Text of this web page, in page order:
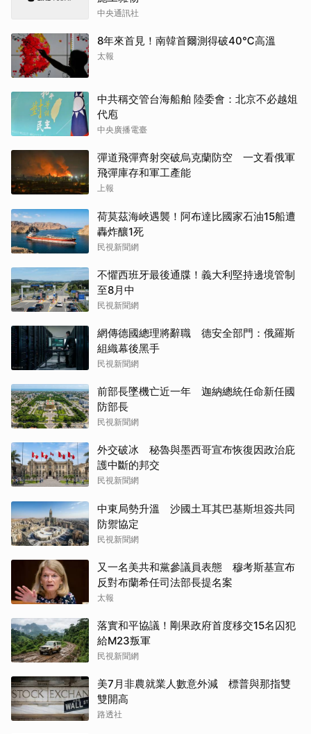
中央通訊社
8年來首見！南韓首爾測得破40℃高溫
太報
中共稱交管台海船舶 陸委會：北京不必越俎
代庖
中央廣播電臺
彈道飛彈齊射突破烏克蘭防空 一文看俄軍
飛彈庫存和軍工產能
上報
荷莫茲海峽遇襲！阿布達比國家石油15船遭
轟炸釀1死
民視新聞網
不懼西班牙最後通牒！義大利堅持邊境管制
至8月中
民視新聞網
網傳德國總理將辭職 德安全部門：俄羅斯
組織幕後黑手
民視新聞網
前部長墜機亡近一年 迦納總統任命新任國
防部長
民視新聞網
外交破冰 秘魯與墨西哥宣布恢復因政治庇
護中斷的邦交
民視新聞網
中東局勢升溫 沙國土耳其巴基斯坦簽共同
防禦協定
民視新聞網
又一名美共和黨參議員表態 穆考斯基宣布
反對布蘭希任司法部長提名案
太報
落實和平協議！剛果政府首度移交15名囚犯
給M23叛軍
民視新聞網
美7月非農就業人數意外減 標普與那指雙
雙開高
路透社